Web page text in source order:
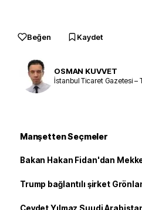
Beğen Kaydet
OSMAN KUVVET
İstanbul Ticaret Gazetesi –
Manşetten Seçmeler
Bakan Hakan Fidan'dan
Trump bağlantılı şirket